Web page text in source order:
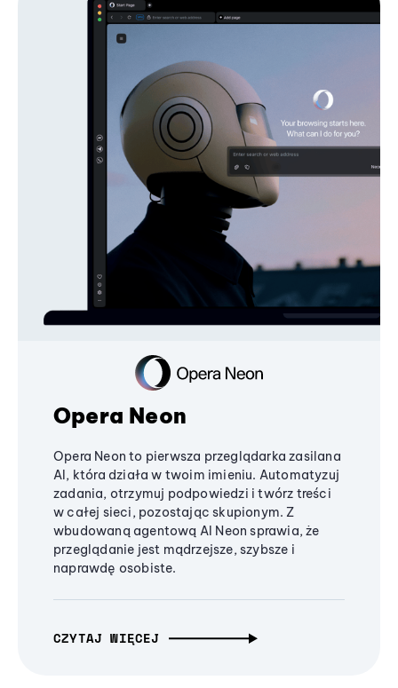
Opera Neon
Opera Neon to pierwsza przeglądarka zasilana
AI, która działa w twoim imieniu. Automatyzuj
zadania, otrzymuj podpowiedzi i twórz treści
w całej sieci, pozostając skupionym. Z
wbudowaną agentową AI Neon sprawia, że
przeglądanie jest mądrzejsze, szybsze i
naprawdę osobiste.
CZYTAJ WIĘCEJ